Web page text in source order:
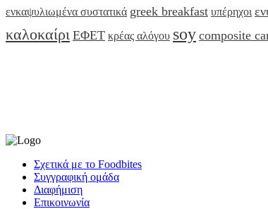
ενκαψυλιωμένα συστατικά greek breakfast υπέρηχοι
καλοκαίρι ΕΦΕΤ κρέας αλόγου soy composite
Σχετικά με το Foodbites
Συγγραφική ομάδα
Διαφήμιση
Επικοινωνία